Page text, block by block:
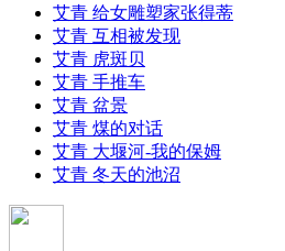
艾青 给女雕塑家张得蒂
艾青 互相被发现
艾青 虎斑贝
艾青 手推车
艾青 盆景
艾青 煤的对话
艾青 大堰河-我的保姆
艾青 冬天的池沼